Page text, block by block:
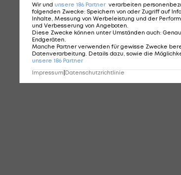
Wir und unsere 186 Partner verarbeiten
folgenden Zwecke: Speichern von oder Zugriff auf
Inhalte, Messung von Werbeleistung und der
und Verbesserung von Angeboten
Diese Zwecke können unter Umständen auch:
Endgeräten
Manche Partner verwenden für gewisse Zwecke
Datenverarbeitung. Details dazu, sowie die
unsere 186 Partner
Impressum|Datenschutzrichtlinie